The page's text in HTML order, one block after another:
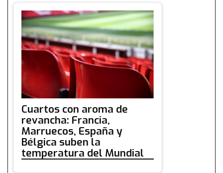
Cuartos con aroma de
revancha: Francia,
Marruecos, España y
Bélgica suben la
temperatura del Mundial